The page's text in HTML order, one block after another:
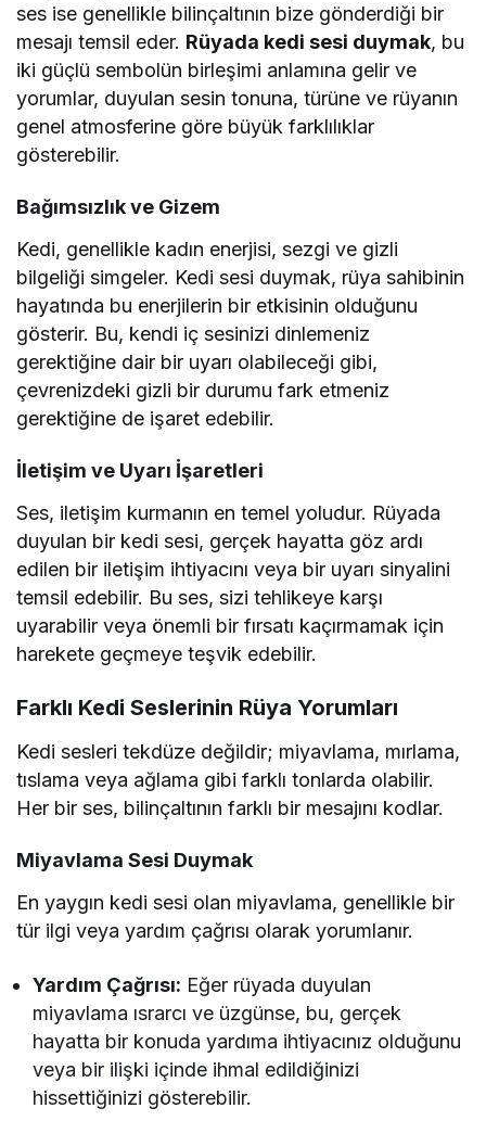
ses ise genellikle bilinçaltının bize gönderdiği bir
mesajı temsil eder. Rüyada kedi sesi duymak, bu
iki güçlü sembolün birleşimi anlamına gelir ve
yorumlar, duyulan sesin tonuna, türüne ve rüyanın
genel atmosferine göre büyük farklılıklar
gösterebilir.
Bağımsızlık ve Gizem
Kedi, genellikle kadın enerjisi, sezgi ve gizli
bilgeliği simgeler. Kedi sesi duymak, rüya sahibinin
hayatında bu enerjilerin bir etkisinin olduğunu
gösterir. Bu, kendi iç sesinizi dinlemeniz
gerektiğine dair bir uyarı olabileceği gibi,
çevrenizdeki gizli bir durumu fark etmeniz
gerektiğine de işaret edebilir.
İletişim ve Uyarı İşaretleri
Ses, iletişim kurmanın en temel yoludur. Rüyada
duyulan bir kedi sesi, gerçek hayatta göz ardı
edilen bir iletişim ihtiyacını veya bir uyarı sinyalini
temsil edebilir. Bu ses, sizi tehlikeye karşı
uyarabilir veya önemli bir fırsatı kaçırmamak için
harekete geçmeye teşvik edebilir.
Farklı Kedi Seslerinin Rüya Yorumları
Kedi sesleri tekdüze değildir; miyavlama, mırlama,
tıslama veya ağlama gibi farklı tonlarda olabilir.
Her bir ses, bilinçaltının farklı bir mesajını kodlar.
Miyavlama Sesi Duymak
En yaygın kedi sesi olan miyavlama, genellikle bir
tür ilgi veya yardım çağrısı olarak yorumlanır.
Yardım Çağrısı: Eğer rüyada duyulan
miyavlama ısrarcı ve üzgünse, bu, gerçek
hayatta bir konuda yardıma ihtiyacınız olduğunu
veya bir ilişki içinde ihmal edildiğinizi
hissettiğinizi gösterebilir.